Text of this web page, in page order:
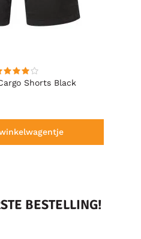
Shorts Black
BESTELLING!